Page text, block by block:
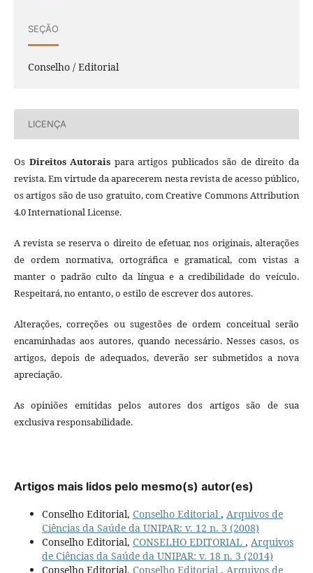
SEÇÃO
Conselho / Editorial
LICENÇA
Os Direitos Autorais para artigos publicados são de direito da
revista. Em virtude da aparecerem nesta revista de acesso público,
os artigos são de uso gratuito, com Creative Commons Attribution
4.0 International License.
A revista se reserva o direito de efetuar, nos originais, alterações
de ordem normativa, ortográfica e gramatical, com vistas a
manter o padrão culto da língua e a credibilidade do veículo.
Respeitará, no entanto, o estilo de escrever dos autores.
Alterações, correções ou sugestões de ordem conceitual serão
encaminhadas aos autores, quando necessário. Nesses casos, os
artigos, depois de adequados, deverão ser submetidos a nova
apreciação.
As opiniões emitidas pelos autores dos artigos são de sua
exclusiva responsabilidade.
Artigos mais lidos pelo mesmo(s) autor(es)
Conselho Editorial, Conselho Editorial , Arquivos de
Ciências da Saúde da UNIPAR: v. 12 n. 3 (2008)
Conselho Editorial, CONSELHO EDITORIAL , Arquivos
de Ciências da Saúde da UNIPAR: v. 18 n. 3 (2014)
Conselho Editorial, Conselho Editorial , Arquivos de